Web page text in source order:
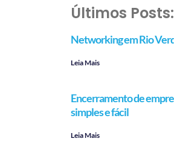
Últimos Posts:
Networking em Rio
Leia Mais
Encerramento de
simples e fácil
Leia Mais